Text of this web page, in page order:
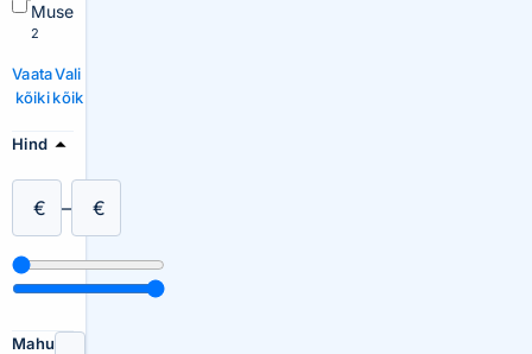
Muse
2
Vaata
kõiki
Vali
kõik
Hind
€ – €
Mahu